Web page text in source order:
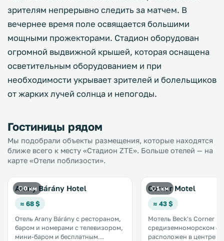
зрителям непрерывно следить за матчем. В
вечернее время поле освящается большими
мощными прожекторами. Стадион оборудован
огромной выдвижной крышей, которая оснащена
осветительным оборудованием и при
необходимости укрывает зрителей и болельщиков
от жарких лучей солнца и непогоды.
Гостиницы рядом
Мы подобрали объекты размещения, которые находятся
ближе всего к месту «Стадион ZTE». Больше отелей — на
карте «Отели поблизости».
0 км
Arany Bárány Hotel
≈ 68 $
Отель Arany Bárány с рестораном,
баром и номерами с телевизором,
мини-баром и бесплатным
1 км
Corner Motel
≈ 43 $
Мотель Beck's Corner в
средиземноморском
расположен в центре